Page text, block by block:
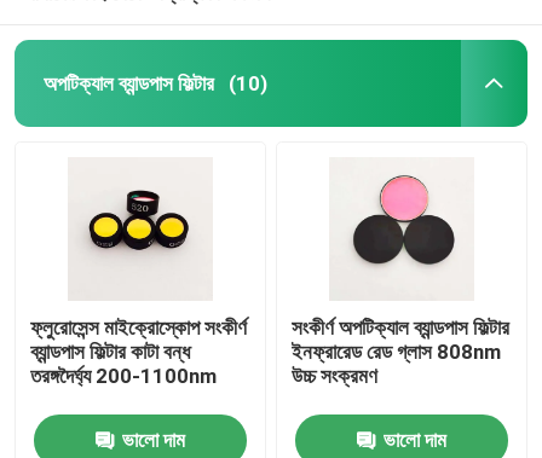
অ্যান্টি গ্লেয়ার গগলস
অপটিক্যাল ব্যান্ডপাস ফিল্টার (10)
ফ্লুরোসেন্স মাইক্রোস্কোপ সংকীর্ণ
ব্যান্ডপাস ফিল্টার কাটা বন্ধ
তরঙ্গদৈর্ঘ্য 200-1100nm
ভালো দাম
সংকীর্ণ অপটিক্যাল ব্যান্ডপাস ফিল্টার
ইনফ্রারেড রেড গ্লাস 808nm
উচ্চ সংক্রমণ
ভালো দাম